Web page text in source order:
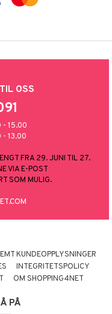
OSS
- 15.00
- 13.00
FRA 29. JUNI TIL 27.
VIA E-POST
SOM MULIG.
KUNDEOPPLYSNINGER
INTEGRITETSPOLICY
OM SHOPPING4NET
PÅ